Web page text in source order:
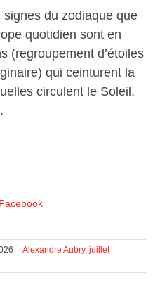
du zodiaque que
quotidien sont en
(regroupement d’étoiles
qui ceinturent la
circulent le Soleil,
| Alexandre Aubry, juillet